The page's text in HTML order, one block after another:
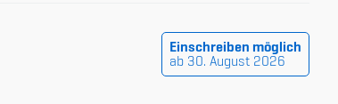
Einschreiben möglich
ab 30. August 2026